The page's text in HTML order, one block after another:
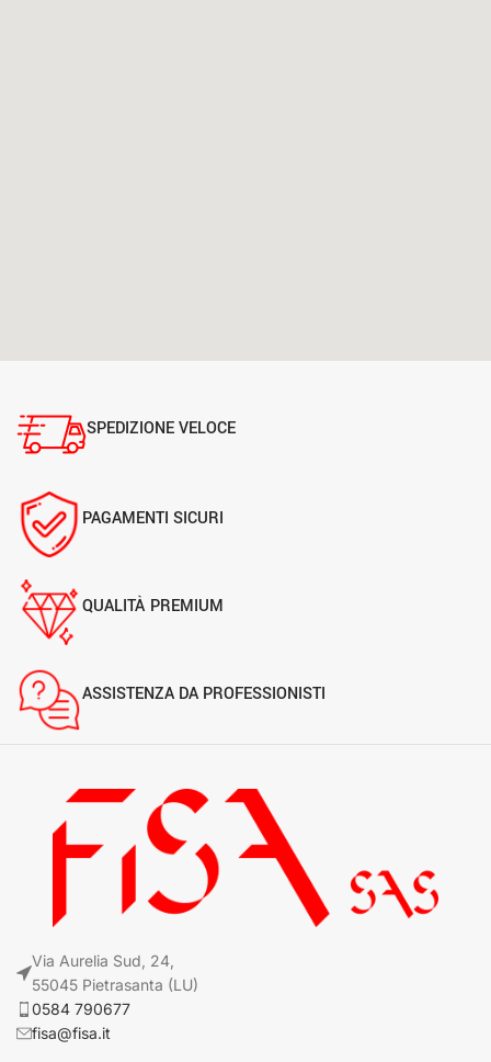
SPEDIZIONE VELOCE
PAGAMENTI SICURI
QUALITÀ PREMIUM
ASSISTENZA DA PROFESSIONISTI
Via Aurelia Sud, 24,
55045 Pietrasanta (LU)
0584 790677
fisa@fisa.it